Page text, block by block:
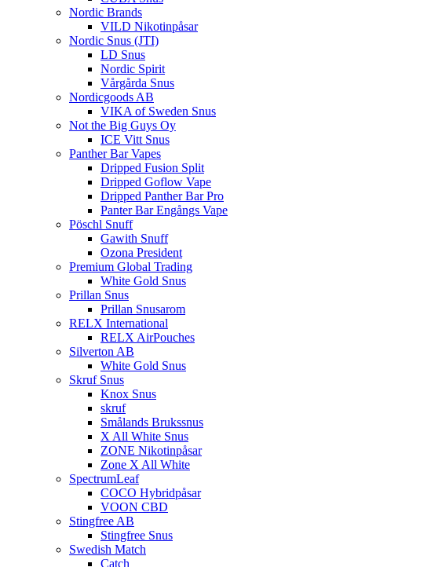
Nordic Brands
VILD Nikotinpåsar
Nordic Snus (JTI)
LD Snus
Nordic Spirit
Vårgårda Snus
Nordicgoods AB
VIKA of Sweden Snus
Not the Big Guys Oy
ICE Vitt Snus
Panther Bar Vapes
Dripped Fusion Split
Dripped Goflow Vape
Dripped Panther Bar Pro
Panter Bar Engångs Vape
Pöschl Snuff
Gawith Snuff
Ozona President
Premium Global Trading
White Gold Snus
Prillan Snus
Prillan Snusarom
RELX International
RELX AirPouches
Silverton AB
White Gold Snus
Skruf Snus
Knox Snus
skruf
Smålands Brukssnus
X All White Snus
ZONE Nikotinpåsar
Zone X All White
SpectrumLeaf
COCO Hybridpåsar
VOON CBD
Stingfree AB
Stingfree Snus
Swedish Match
Catch